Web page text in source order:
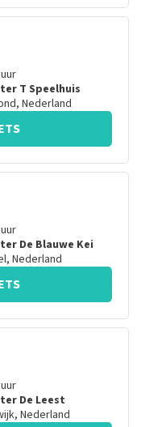
uur
T Speelhuis
, Nederland
uur
De Blauwe Kei
, Nederland
uur
De Leest
, Nederland